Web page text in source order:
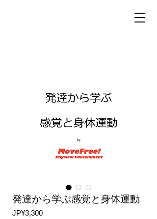
発達から学ぶ感覚と身体運動
JP¥3,300가